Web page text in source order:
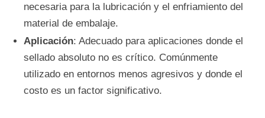
necesaria para la lubricación y el enfriamiento del
material de embalaje.
Aplicación: Adecuado para aplicaciones donde el
sellado absoluto no es crítico. Comúnmente
utilizado en entornos menos agresivos y donde el
costo es un factor significativo.